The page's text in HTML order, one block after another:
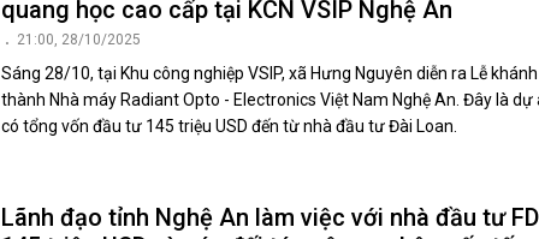
quang học cao cấp tại KCN VSIP Nghệ An
21:00, 28/10/2025
Sáng 28/10, tại Khu công nghiệp VSIP, xã Hưng Nguyên diễn ra Lễ khánh
thành Nhà máy Radiant Opto - Electronics Việt Nam Nghệ An. Đây là dự
có tổng vốn đầu tư 145 triệu USD đến từ nhà đầu tư Đài Loan.
Lãnh đạo tỉnh Nghệ An làm việc với nhà đầu tư